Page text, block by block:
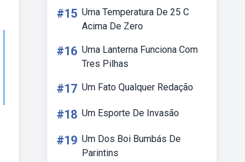
#15 Uma Temperatura De 25 C
Acima De Zero
#16 Uma Lanterna Funciona Com
Tres Pilhas
#17 Um Fato Qualquer Redação
#18 Um Esporte De Invasão
#19 Um Dos Boi Bumbás De
Parintins